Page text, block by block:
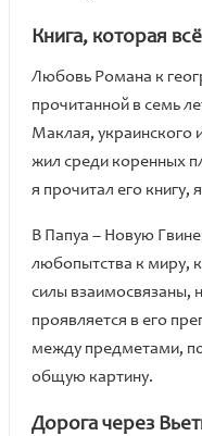
Книга, которая
Любовь Романа к
прочитанной в семь
Маклая, украинского
жил среди коренных
я прочитал его книгу,
В Папуа – Новую
любопытства к миру,
силы взаимосвязаны,
проявляется в его
между предметами,
общую картину.
Дорога через